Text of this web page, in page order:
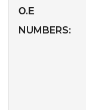
Ο.Ε
NUMBERS: